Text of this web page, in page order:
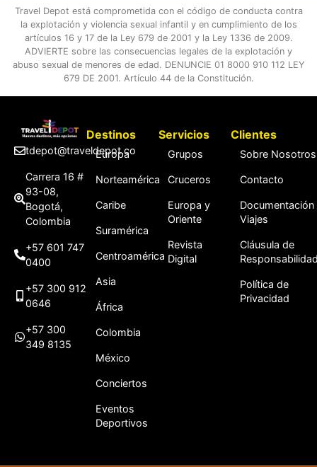
Travel Depot está comprometida con el código de conducta contra
la explotación y violencia sexual infantil y en cumplimiento de los
artículos 16 y 17 de la Ley 679 de 2001 y la Ley 1336 de 2009.
ADVIERTE sobre las consecuencias legales de la explotación y
abuso sexual de menores de edad. DENUNCIE 01 8000 910 112 LEY
679 DE 2001. Artículo 44 de la Constitución.
tdepot@traveldepot.co
Carrera 16 #
93-08,
Bogotá,
Colombia
+57 601 747
0400
+57 300 912
0646
+57 300
349 8135
Destinos
Europa
Norteamérica
Caribe
Suramérica
Centroamérica
Asia
África
Colombia
México
Conciertos
Eventos
Deportivos
Servicios
Grupos
Cruceros
Europa y
Oriente
Revista
Digital
Clientes
Sobre Nosotros
Contacto
Documentación
Viajes
Cláusula de
Política de
Privacidad